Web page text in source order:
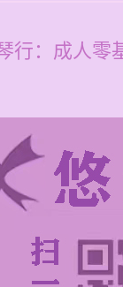
行：成人零